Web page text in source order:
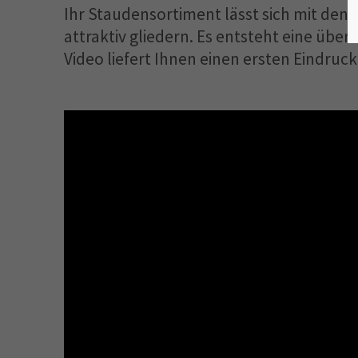
Ihr Staudensortiment lässt sich mit den
attraktiv gliedern. Es entsteht eine
Video liefert Ihnen einen ersten